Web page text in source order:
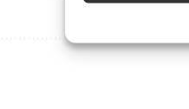
Garantire la
Erogare e